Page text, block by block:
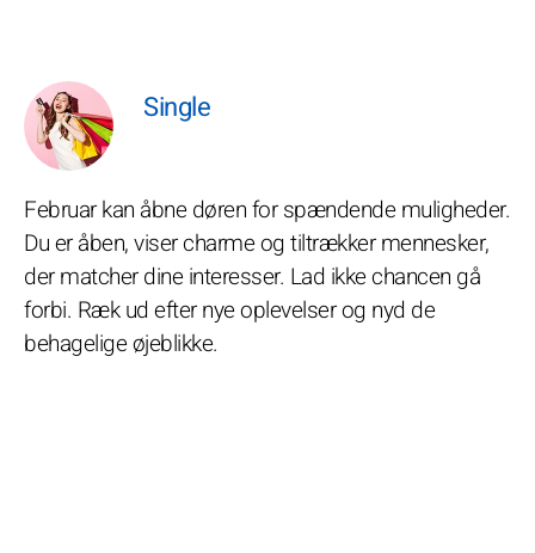
Single
Februar kan åbne døren for spændende muligheder.
Du er åben, viser charme og tiltrækker mennesker,
der matcher dine interesser. Lad ikke chancen gå
forbi. Ræk ud efter nye oplevelser og nyd de
behagelige øjeblikke.